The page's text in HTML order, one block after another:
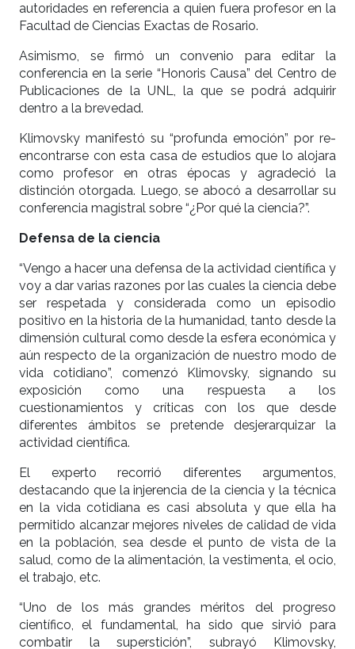
autoridades en referencia a quien fuera profesor en la
Facultad de Ciencias Exactas de Rosario.
Asimismo, se firmó un convenio para editar la
conferencia en la serie “Honoris Causa” del Centro de
Publicaciones de la UNL, la que se podrá adquirir
dentro a la brevedad.
Klimovsky manifestó su “profunda emoción” por re-
encontrarse con esta casa de estudios que lo alojara
como profesor en otras épocas y agradeció la
distinción otorgada. Luego, se abocó a desarrollar su
conferencia magistral sobre “¿Por qué la ciencia?”.
Defensa de la ciencia
“Vengo a hacer una defensa de la actividad científica y
voy a dar varias razones por las cuales la ciencia debe
ser respetada y considerada como un episodio
positivo en la historia de la humanidad, tanto desde la
dimensión cultural como desde la esfera económica y
aún respecto de la organización de nuestro modo de
vida cotidiano”, comenzó Klimovsky, signando su
exposición como una respuesta a los
cuestionamientos y críticas con los que desde
diferentes ámbitos se pretende desjerarquizar la
actividad científica.
El experto recorrió diferentes argumentos,
destacando que la injerencia de la ciencia y la técnica
en la vida cotidiana es casi absoluta y que ella ha
permitido alcanzar mejores niveles de calidad de vida
en la población, sea desde el punto de vista de la
salud, como de la alimentación, la vestimenta, el ocio,
el trabajo, etc.
“Uno de los más grandes méritos del progreso
científico, el fundamental, ha sido que sirvió para
combatir la superstición”, subrayó Klimovsky,